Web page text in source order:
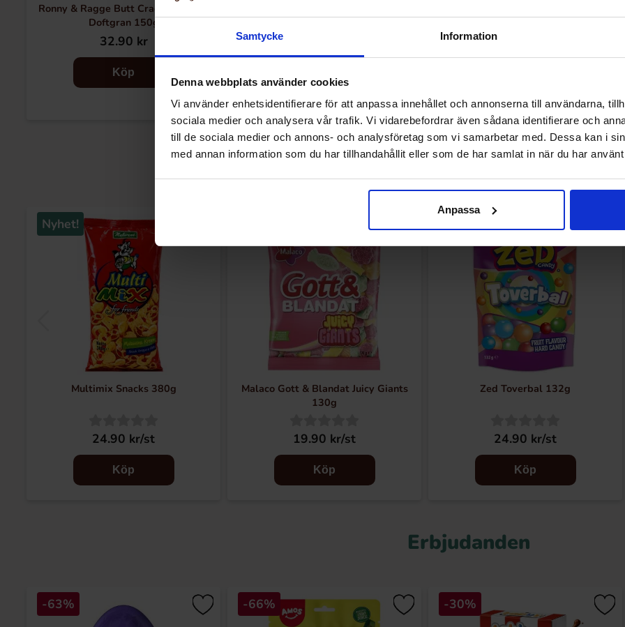
Samtycke Information
Denna webbplats använder cookies
Vi använder enhetsidentifierare för att anpassa innehållet och annonserna till användarna,
sociala medier och analysera vår trafik. Vi vidarebefordrar även sådana identifierare och
till de sociala medier och annons- och analysföretag som vi samarbetar med. Dessa kan i
med annan information som du har tillhandahållit eller som de har samlat in när du har
Anpassa
Ronny & Ragge Butt Crackers Chips
Doftgran 150g
32.90 kr
Köp
Nyheter
Nyhet!
Multimix Snacks 380g
24.90 kr/st
Köp
Malaco Gott & Blandat Juicy Giants
130g
19.90 kr/st
Köp
Zed Toverbal 132g
24.90 kr/st
Köp
Erbjudanden
-63% -66% -30%